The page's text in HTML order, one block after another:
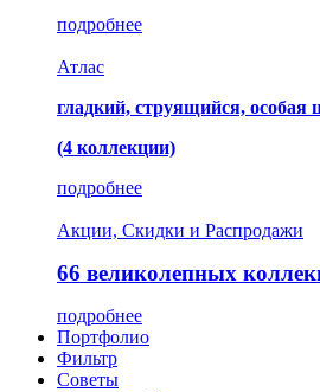
подробнее
Атлас
гладкий, струящийся, особая
(4 коллекции)
подробнее
Акции, Скидки и Распродажи
66 великолепных
подробнее
Портфолио
Фильтр
Советы